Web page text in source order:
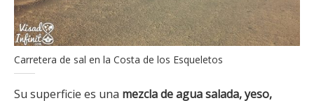
Carretera de sal en la Costa de los Esqueletos
Su superficie es una mezcla de agua salada, yeso,